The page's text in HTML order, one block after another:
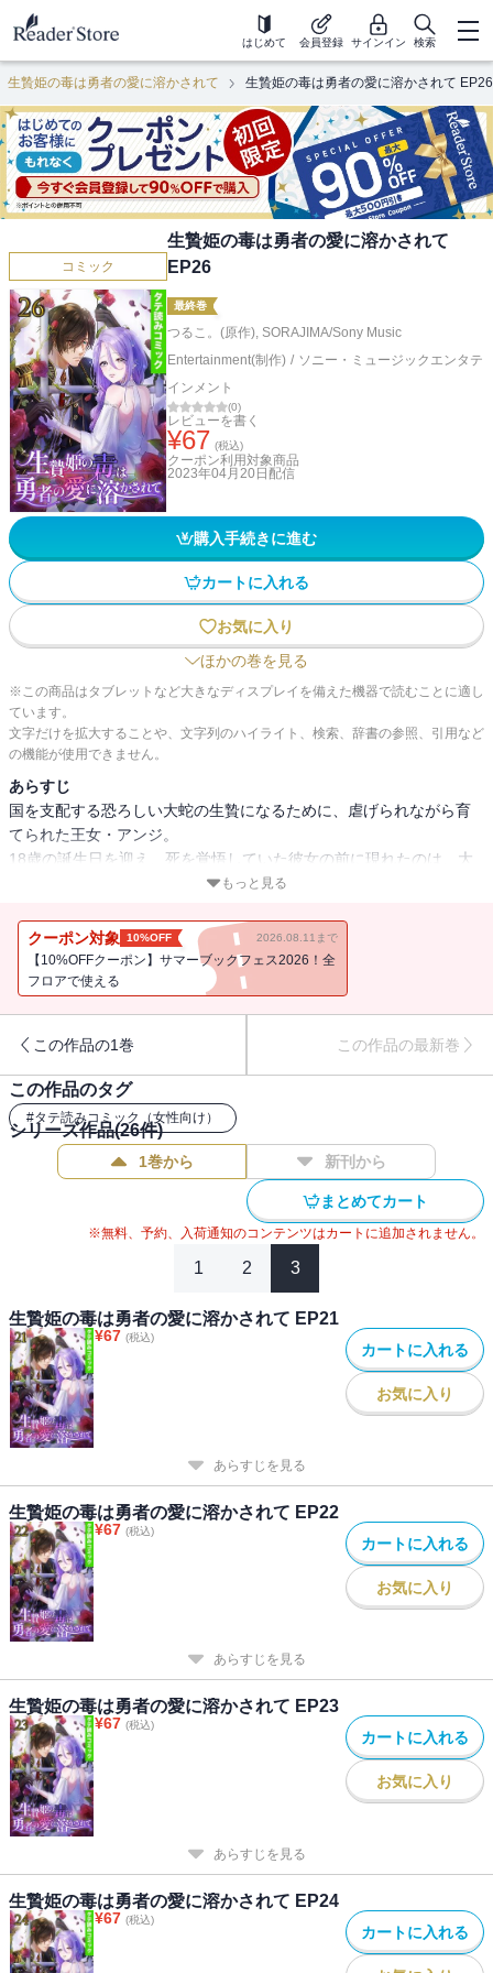
はじめて 会員登録 サインイン 検索
生贄姫の毒は勇者の愛に溶かされて 生贄姫の毒は勇者の愛に溶かされて EP26
コミック
生贄姫の毒は勇者の愛に溶かされて
EP26
最終巻
つるこ。(原作), SORAJIMA/Sony Music
Entertainment(制作) / ソニー・ミュージックエンタテ
インメント
(0)
レビューを書く
¥67 (税込)
クーポン利用対象商品
2023年04月20日 配信
購入手続きに進む
カートに入れる
お気に入り
ほかの巻を見る
※この商品はタブレットなど大きなディスプレイを備えた機器で読むことに適し
ています。
文字だけを拡大することや、文字列のハイライト、検索、辞書の参照、引用など
の機能が使用できません。
あらすじ
国を支配する恐ろしい大蛇の生贄になるために、虐げられながら育
てられた王女・アンジ。
18歳の誕生日を迎え、死を覚悟していた彼女の前に現れたのは、大
蛇ではなく、見知らぬ青年――アルベールであった。
「約束通り、あなたを助けるために馳せ参じました」
人生の役割を失い戸惑うアンジに、優しい眼差しを向け、手を差し
しかしアンジは青ざめ、彼の手を振り払う。
「私に触れてはなりません。なぜなら私は――」
国中の人々から死を望まれた哀れな生贄姫と、
世界でただ一人、姫に「生きてほしい」と望む青年の、切なく甘い
「あなたに傍にいてほしい。あなたに笑っていてほしい。たとえ、
私を忘れてしまっても。――たとえ触れられないとしても」
もっと見る
クーポン対象 10%OFF 2026.08.11まで
【10%OFFクーポン】サマーブックフェス2026！全
フロアで使える
この作品の1巻 この作品の最新巻
この作品のタグ
#タテ読みコミック（女性向け）
シリーズ作品(26件)
1巻から 新刊から
まとめてカート
※無料、予約、入荷通知のコンテンツはカートに追加されません。
1 2 3
生贄姫の毒は勇者の愛に溶かされて EP21
¥67 (税込)
カートに入れる
お気に入り
あらすじを見る
生贄姫の毒は勇者の愛に溶かされて EP22
¥67 (税込)
カートに入れる
お気に入り
あらすじを見る
生贄姫の毒は勇者の愛に溶かされて EP23
¥67 (税込)
カートに入れる
お気に入り
あらすじを見る
生贄姫の毒は勇者の愛に溶かされて EP24
¥67 (税込)
カートに入れる